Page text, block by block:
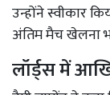
उन्होंने स्वीकार
अंतिम मैच खेलना
लॉर्ड्स में